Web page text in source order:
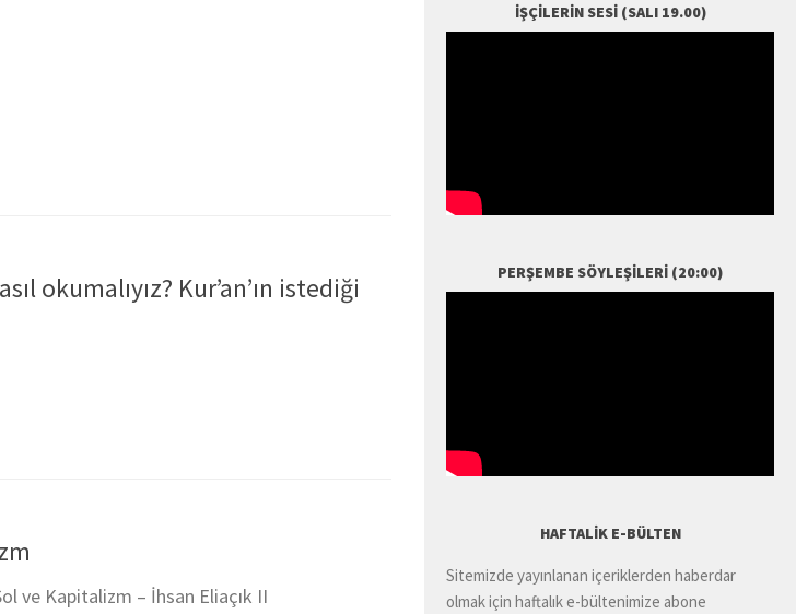
okumalıyız? Kur’an’ın istediği
ve Kapitalizm – İhsan Eliaçık II
İŞÇILERIN SESI (SALI 19.00)
PERŞEMBE SÖYLEŞILERI (20:00)
HAFTALIK E-BÜLTEN
Sitemizde yayınlanan içeriklerden haberdar
olmak için haftalık e-bültenimize abone